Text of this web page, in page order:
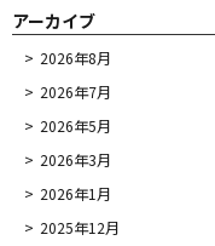
アーカイブ
2026年8月
2026年7月
2026年5月
2026年3月
2026年1月
2025年12月